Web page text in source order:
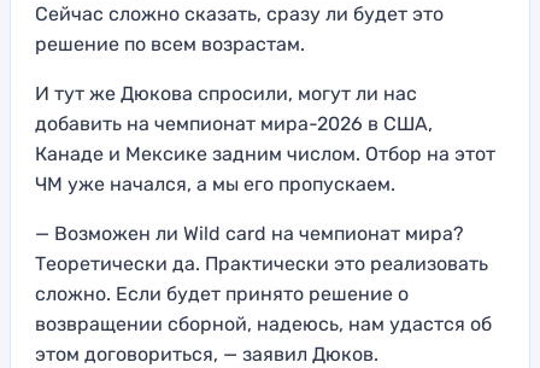
Сейчас сложно сказать, сразу ли будет это
решение по всем возрастам.
И тут же Дюкова спросили, могут ли нас
добавить на чемпионат мира-2026 в США,
Канаде и Мексике задним числом. Отбор на этот
ЧМ уже начался, а мы его пропускаем.
— Возможен ли Wild card на чемпионат мира?
Теоретически да. Практически это реализовать
сложно. Если будет принято решение о
возвращении сборной, надеюсь, нам удастся об
этом договориться, — заявил Дюков.